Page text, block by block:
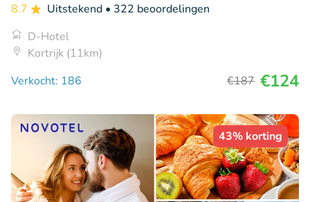
8.7 Uitstekend • 322 beoordelingen
D-Hotel
Kortrijk (11km)
Verkocht: 186
€187 €124
43% korting